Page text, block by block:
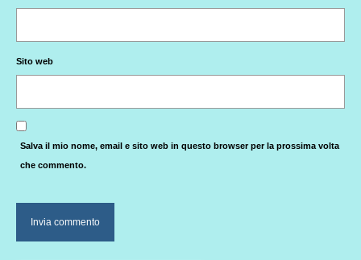
Sito web
Salva il mio nome, email e sito web in questo browser per la prossima volta
che commento.